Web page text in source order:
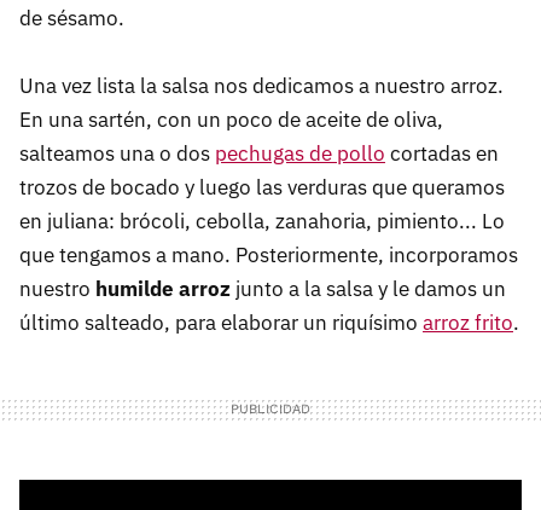
de sésamo.
Una vez lista la salsa nos dedicamos a nuestro arroz.
En una sartén, con un poco de aceite de oliva,
salteamos una o dos pechugas de pollo cortadas en
trozos de bocado y luego las verduras que queramos
en juliana: brócoli, cebolla, zanahoria, pimiento... Lo
que tengamos a mano. Posteriormente, incorporamos
nuestro humilde arroz junto a la salsa y le damos un
último salteado, para elaborar un riquísimo arroz frito.